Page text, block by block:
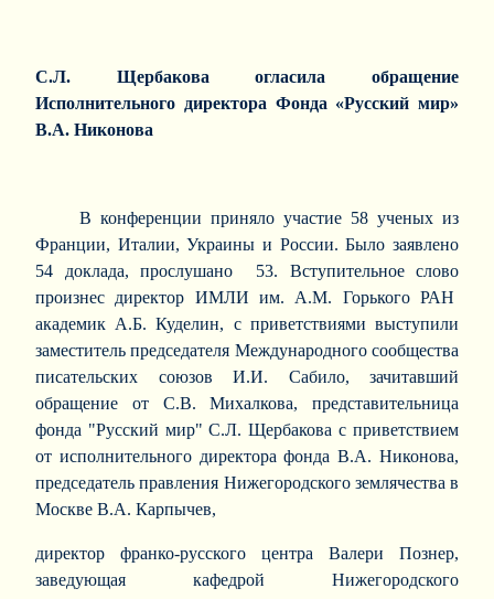
С.Л. Щербакова огласила обращение
Исполнительного директора Фонда «Русский мир»
В.А. Никонова
В конференции приняло участие 58 ученых из
Франции, Италии, Украины и России. Было заявлено
54 доклада, прослушано 53. Вступительное слово
произнес директор ИМЛИ им. А.М. Горького РАН
академик А.Б. Куделин, с приветствиями выступили
заместитель председателя Международного сообщества
писательских союзов И.И. Сабило, зачитавший
обращение от С.В. Михалкова, представительница
фонда "Русский мир" С.Л. Щербакова с приветствием
от исполнительного директора фонда В.А. Никонова,
председатель правления Нижегородского землячества в
Москве В.А. Карпычев,
директор франко-русского центра Валери Познер,
заведующая кафедрой Нижегородского